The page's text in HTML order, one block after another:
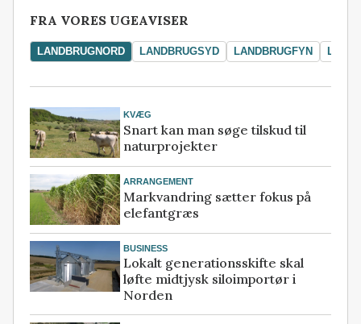
FRA VORES UGEAVISER
LANDBRUGNORD LANDBRUGSYD LANDBRUGFYN
KVÆG
Snart kan man søge tilskud til
naturprojekter
ARRANGEMENT
Markvandring sætter fokus på
elefantgræs
BUSINESS
Lokalt generationsskifte skal
løfte midtjysk siloimportør i
Norden